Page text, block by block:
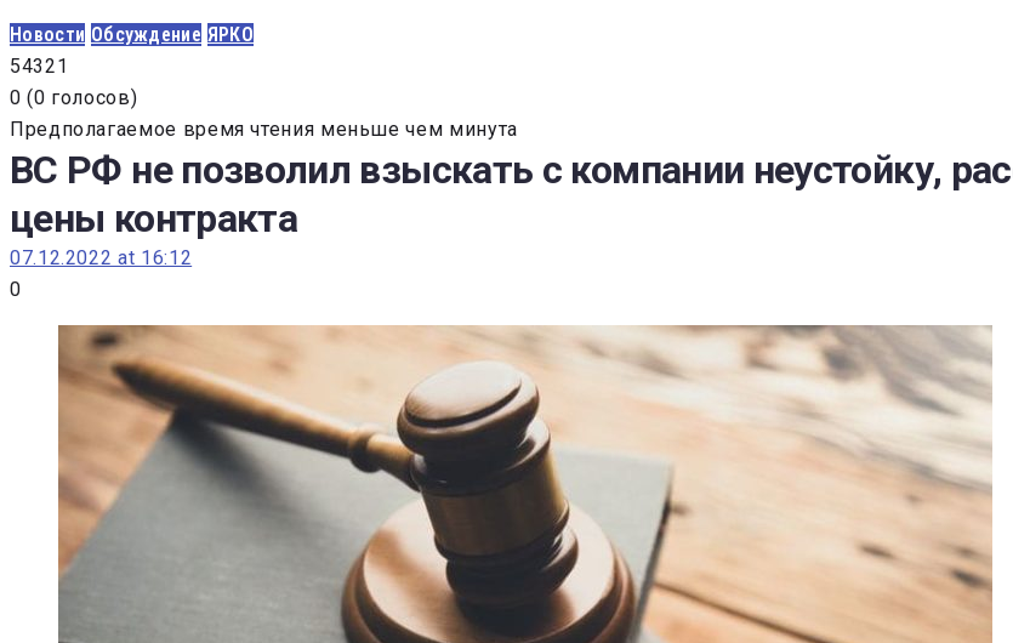
Новости Обсуждение ЯРКО
54321
0 (0 голосов)
Предполагаемое время чтения меньше чем минута
ВС РФ не позволил взыскать с компании неустойку,
цены контракта
07.12.2022 at 16:12
0